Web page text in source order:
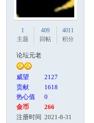
1
主题
409
回帖
4011
积分
论坛元老
威望
2127
贡献
1618
热心值
0
金币
266
注册时间 2021-8-31